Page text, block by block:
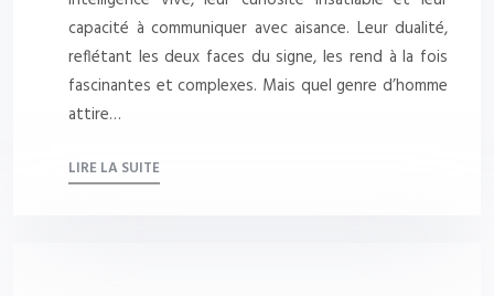
capacité à communiquer avec aisance. Leur dualité,
reflétant les deux faces du signe, les rend à la fois
fascinantes et complexes. Mais quel genre d’homme
attire…
LIRE LA SUITE